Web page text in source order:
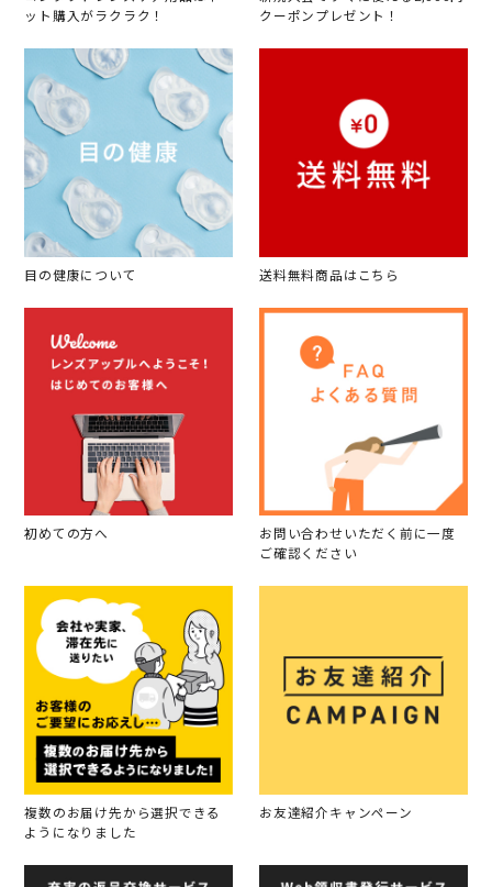
ット購入がラクラク！
クーポンプレゼント！
目の健康について 送料無料商品はこちら
初めての方へ
お問い合わせいただく前に一度
ご確認ください
複数のお届け先から選択できる
ようになりました
お友達紹介キャンペーン